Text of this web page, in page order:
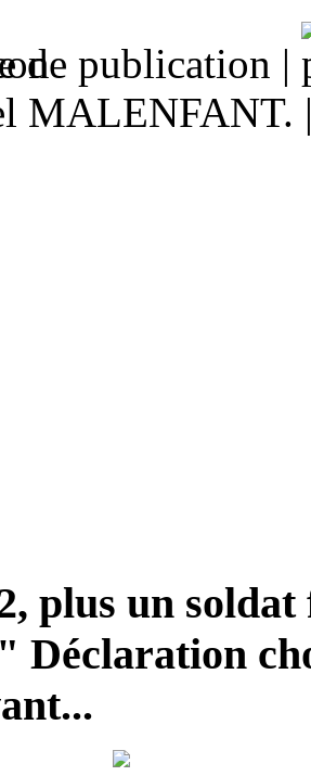
de publication |
MALENFANT.
plus un
Déclaration